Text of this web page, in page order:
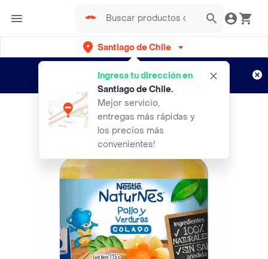
Santiago de Chile
Ingresa tu dirección en
Santiago de Chile.
Mejor servicio,
entregas más rápidas y
los precios más
convenientes!
envíos gratis por semanas
Aplican TyC